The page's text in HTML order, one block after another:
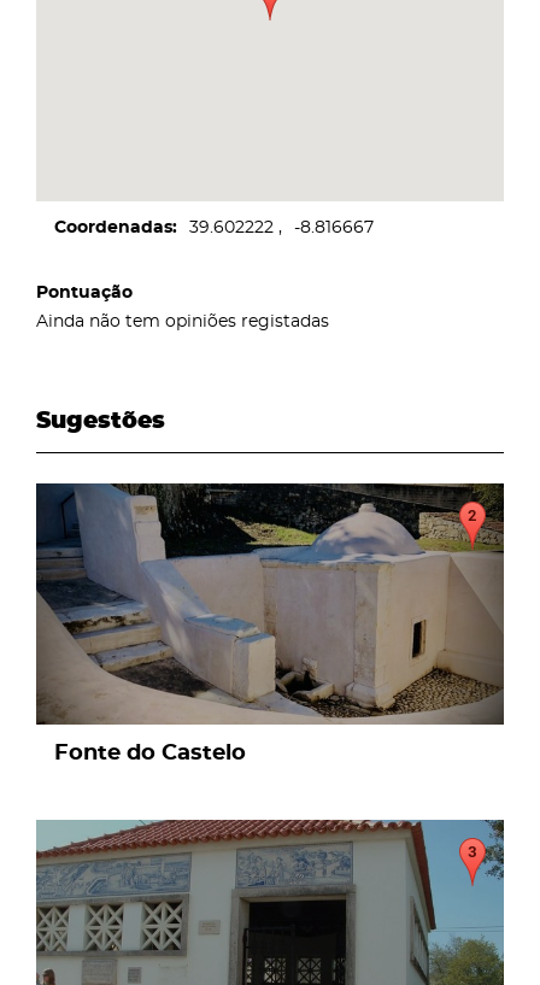
Coordenadas 39.602222 -8.816667
Pontuação
Ainda não tem opiniões registadas
Sugestões
page
Fonte do Castelo
page